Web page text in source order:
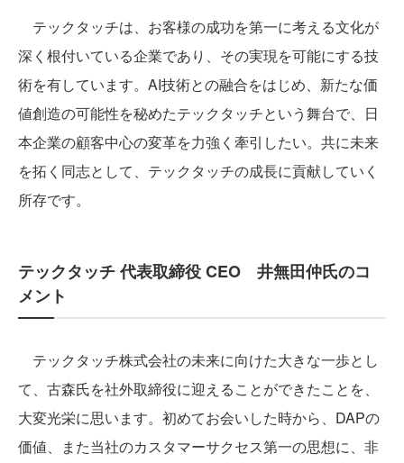
テックタッチは、お客様の成功を第一に考える文化が
深く根付いている企業であり、その実現を可能にする技
術を有しています。AI技術との融合をはじめ、新たな価
値創造の可能性を秘めたテックタッチという舞台で、日
本企業の顧客中心の変革を力強く牽引したい。共に未来
を拓く同志として、テックタッチの成長に貢献していく
所存です。
テックタッチ 代表取締役 CEO 井無田仲氏のコ
メント
テックタッチ株式会社の未来に向けた大きな一歩とし
て、古森氏を社外取締役に迎えることができたことを、
大変光栄に思います。初めてお会いした時から、DAPの
価値、また当社のカスタマーサクセス第一の思想に、非